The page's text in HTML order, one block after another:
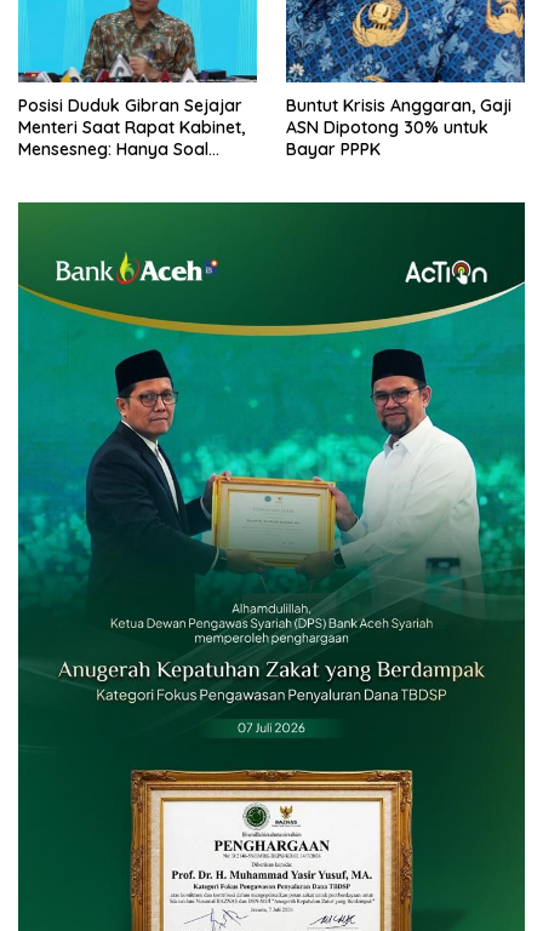
Posisi Duduk Gibran Sejajar
Menteri Saat Rapat Kabinet,
Mensesneg: Hanya Soal
Buntut Krisis Anggaran, Gaji
ASN Dipotong 30% untuk
Bayar PPPK